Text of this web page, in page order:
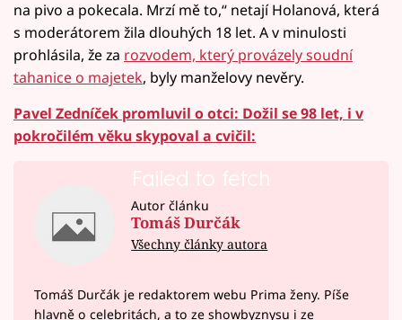
na pivo a pokecala. Mrzí mě to,“ netají Holanová, která
s moderátorem žila dlouhých 18 let. A v minulosti
prohlásila, že za rozvodem, který provázely soudní
tahanice o majetek, byly manželovy nevěry.
Pavel Zedníček promluvil o otci: Dožil se 98 let, i v
pokročilém věku skypoval a cvičil:
Failed to fetch
Autor článku
Tomáš Durčák
Všechny články autora
Tomáš Durčák je redaktorem webu Prima ženy. Píše
hlavně o celebritách, a to ze showbyznysu i ze